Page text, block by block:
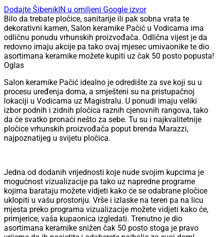
Dodajte ŠibenikIN u omiljeni Google izvor
Bilo da trebate pločice, sanitarije ili pak sobna vrata te
dekorativni kamen, Salon keramike Pačić u Vodicama ima
odličnu ponudu vrhunskih proizvođača. Odlična vijest je da
redovno imaju akcije pa tako ovaj mjesec umivaonike te dio
asortimana keramike možete kupiti uz čak 50 posto popusta!
Oglas
Salon keramike Pačić idealno je odredište za sve koji su u
procesu uređenja doma, a smješteni su na pristupačnoj
lokaciji u Vodicama uz Magistralu. U ponudi imaju veliki
izbor podnih i zidnih pločica raznih cjenovnih rangova, tako
da će svatko pronaći nešto za sebe. Tu su i najkvalitetnije
pločice vrhunskih proizvođača poput brenda Marazzi,
najpoznatijeg u svijetu pločica.
Jedna od dodanih vrijednosti koje nude svojim kupcima je
mogućnost vizualizacije pa tako uz napredne programe
kojima barataju možete vidjeti kako će se odabrane pločice
uklopiti u vašu prostoriju. Vrše i izlaske na teren pa na licu
mjesta preko programa vizualizacije možete vidjeti kako će,
primjerice, vaša kupaonica izgledati. Trenutno je dio
asortimana keramike snižen čak 50 posto stoga je pravo